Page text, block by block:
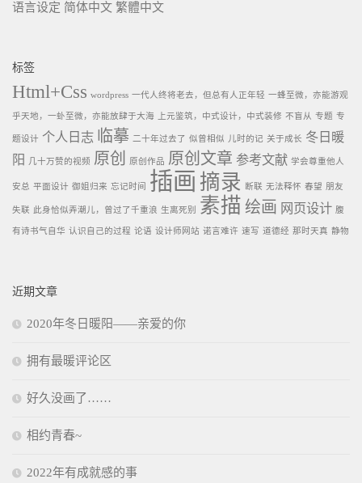
语言设定 简体中文 繁體中文
标签
Html+Css wordpress 一代人终将老去，但总有人正年轻 一蜂至微，亦能游观
乎天地，一虲至微，亦能放肆于大海 上元鉴筑，中式设计，中式装修 不盲从 专题 专
题设计 个人日志 临摹 二十年过去了 似曾相似 儿时的记 关于成长 冬日暖
阳
几十万赞的视频 原创 原创作品 原创文章 参考文献 学会尊重他人
安总 平面设计 御姐归来 忘记时间 插画 摘录 断联 无法释怀 春望 朋友
失联 此身恰似弄潮儿，曾过了千重浪 生离死别 素描 绘画 网页设计 腹
有诗书气自华 认识自己的过程 论语 设计师网站 诺言难许 速写 道德经 那时天真 静物
近期文章
2020年冬日暖阳——亲爱的你
拥有最暖评论区
好久没画了……
相约青春~
2022年有成就感的事